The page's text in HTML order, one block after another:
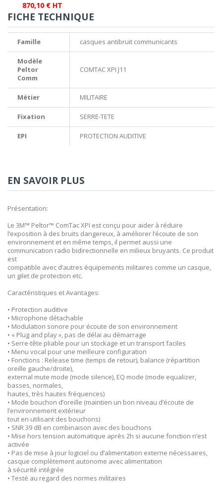
870,10 € HT
FICHE TECHNIQUE
Famille casques antibruit communicants
Modèle
Peltor
Comm
COMTAC XPI J11
Métier MILITAIRE
Fixation SERRE-TETE
EPI PROTECTION AUDITIVE
EN SAVOIR PLUS
Présentation:
Le 3M™ Peltor™ ComTac XPI est conçu pour aider à réduire
l’exposition à des bruits dangereux, à améliorer l’écoute de son
environnement et en même temps, il permet aussi une
communication radio bidirectionnelle en milieux bruyants. Ce produit
est
compatible avec d’autres équipements militaires comme un casque,
un gilet de protection etc.
Caractéristiques et Avantages:
• Protection auditive
• Microphone détachable
• Modulation sonore pour écoute de son environnement
• « Plug and play », pas de délai au démarrage
• Serre-tête pliable pour un stockage et un transport faciles
• Menu vocal pour une meilleure configuration
• Fonctions : Release time (temps de retour), balance (répartition
oreille gauche/droite),
external mute mode (mode silence), EQ mode (mode equalizer,
basses, normales,
hautes, très hautes fréquences)
• Mode bouchon d’oreille (maintien un bon niveau d’écoute de
l’environnement extérieur
tout en utilisant des bouchons)
• SNR 39 dB en combinaison avec des bouchons
• Mise hors tension automatique après 2h si aucune fonction n’est
activée
• Pas de mise à jour logiciel ou d’alimentation externe nécessaires,
casque complètement autonome avec alimentation
à sécurité intégrée
• Testé au regard des normes militaires